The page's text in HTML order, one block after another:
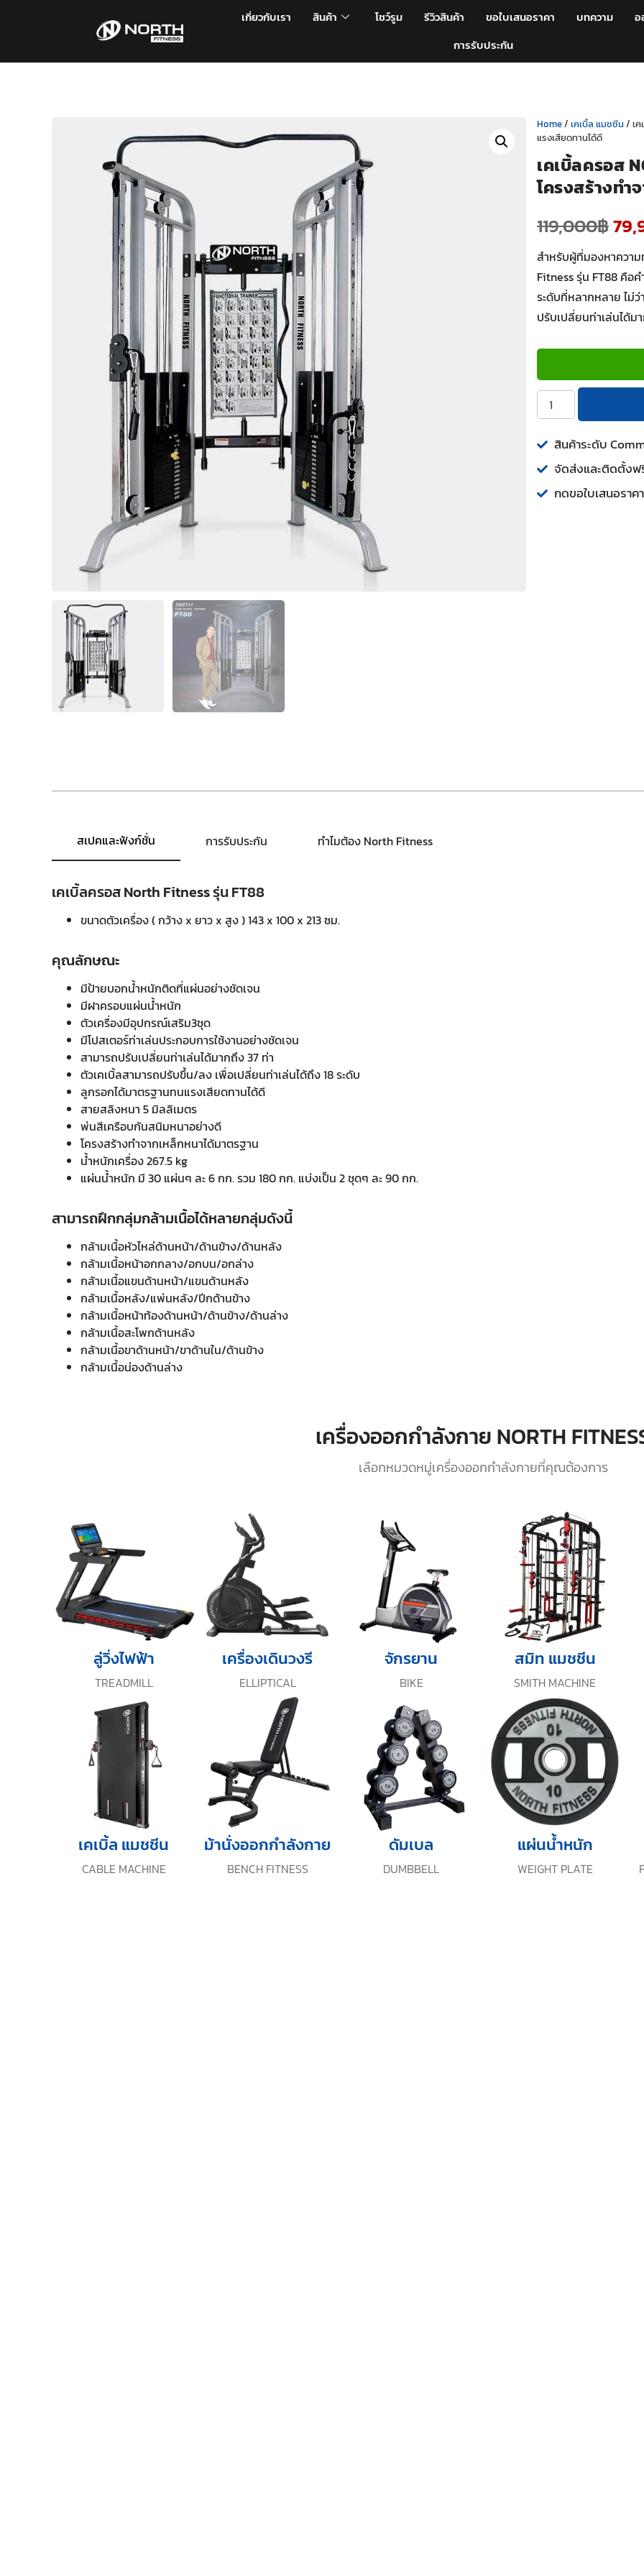
เกี่ยวกับเรา สินค้า โชว์รูม รีวิวสินค้า ขอใบเสนอราคา บทความ
อ
การรับประกัน
Home/ เคเบิ้ล แมชชีน / เค
แรงเสียดทานได้ดี
เคเบิ้ลครอส
โครงสร้างทำ
119,000฿
สำหรับผู้ที่มองหาความ
Fitness รุ่น FT88 คือ
ระดับที่หลากหลาย ไม่
ปรับเปลี่ยนท่าเล่นได้ม
สินค้าระดับ
จัดส่งและติดตั้งฟ
กดขอใบเสนอราคา
สเปคและฟังก์ชั่น การรับประกัน ทำไมต้อง North Fitness
เคเบิ้ลครอส North Fitness รุ่น FT88
ขนาดตัวเครื่อง ( กว้าง x ยาว x สูง ) 143 x 100 x 213 ซม.
คุณลักษณะ
มีป้ายบอกน้ำหนักติดที่แผ่นอย่างชัดเจน
มีฝาครอบแผ่นน้ำหนัก
ตัวเครื่องมีอุปกรณ์เสริม3ชุด
มีโปสเตอร์ท่าเล่นประกอบการใช้งานอย่างชัดเจน
สามารถปรับเปลี่ยนท่าเล่นได้มากถึง 37 ท่า
ตัวเคเบิ้ลสามารถปรับขึ้น/ลง เพื่อเปลี่ยนท่าเล่นได้ถึง 18 ระดับ
ลูกรอกได้มาตรฐานทนแรงเสียดทานได้ดี
สายสลิงหนา 5 มิลลิเมตร
พ่นสีเครือบกันสนิมหนาอย่างดี
โครงสร้างทำจากเหล็กหนาได้มาตรฐาน
น้ำหนักเครื่อง 267.5 kg
แผ่นน้ำหนัก มี 30 แผ่นๆ ละ 6 กก. รวม 180 กก. แบ่งเป็น 2 ชุดๆ ละ 90 กก.
สามารถฝึกกลุ่มกล้ามเนื้อได้หลายกลุ่มดังนี้
กล้ามเนื้อหัวไหล่ด้านหน้า/ด้านข้าง/ด้านหลัง
กล้ามเนื้อหน้าอกกลาง/อกบน/อกล่าง
กล้ามเนื้อแขนด้านหน้า/แขนด้านหลัง
กล้ามเนื้อหลัง/แพ่นหลัง/ปีกด้านข้าง
กล้ามเนื้อหน้าท้องด้านหน้า/ด้านข้าง/ด้านล่าง
กล้ามเนื้อสะโพกด้านหลัง
กล้ามเนื้อขาด้านหน้า/ขาด้านใน/ด้านข้าง
กล้ามเนื้อน่องด้านล่าง
เลือกหมวดหมู่เครื่องออกกำลังกายที่คุณต้องการ
เครื่องออกกำลังกาย NORTH
TREADMILL
ลู่วิ่งไฟฟ้า
ELLIPTICAL
เครื่องเดินวงรี
BIKE
จักรยาน
SMITH MACHINE
สมิท แมชชีน
CABLE MACHINE
เคเบิ้ล แมชชีน
BENCH FITNESS
ม้านั่งออกกำลังกาย
DUMBBELL
ดัมเบล
WEIGHT PLATE
แผ่นน้ำหนัก